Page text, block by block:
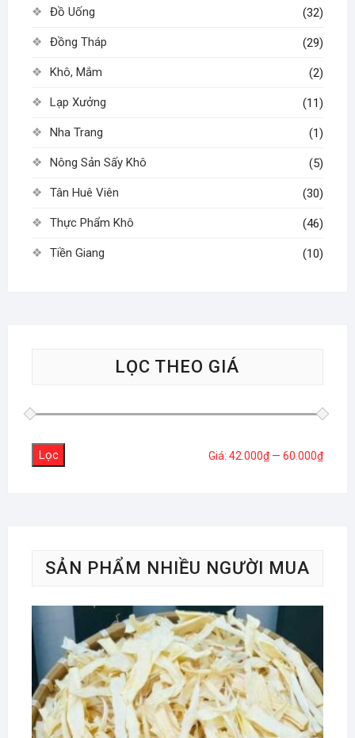
sản
phẩm
Đồ Uống (32)
Đồng Tháp (29)
Khô, Mắm (2)
Lạp Xưởng (11)
Nha Trang (1)
Nông Sản Sấy Khô (5)
Tân Huê Viên (30)
Thực Phẩm Khô (46)
Tiền Giang (10)
LỌC THEO GIÁ
Giá
Giá
Lọc Giá:42.000₫ —60.000₫
SẢN PHẨM NHIỀU NGƯỜI MUA